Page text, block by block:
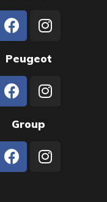
Peugeot
Group